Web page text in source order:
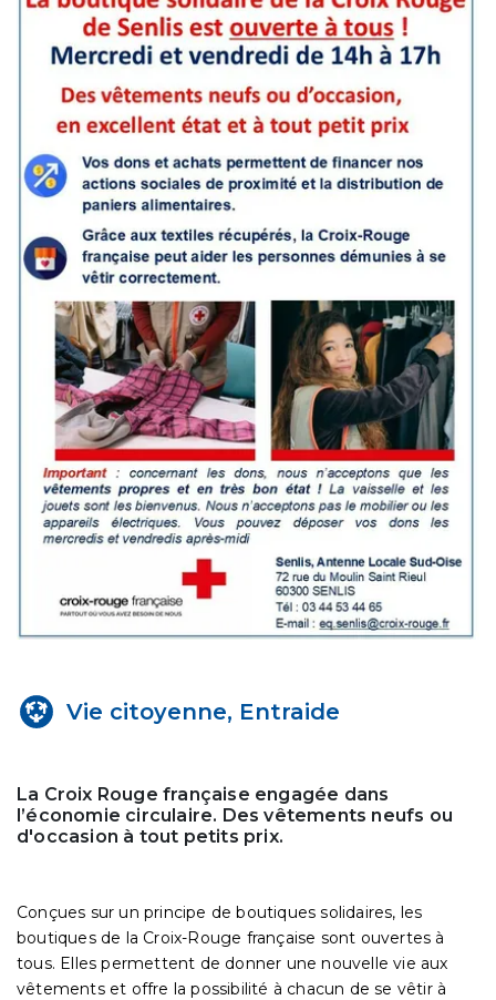
Vie citoyenne, Entraide
La Croix Rouge française engagée dans
l’économie circulaire. Des vêtements neufs ou
d'occasion à tout petits prix.
Conçues sur un principe de boutiques solidaires, les
boutiques de la Croix-Rouge française sont ouvertes à
tous. Elles permettent de donner une nouvelle vie aux
vêtements et offre la possibilité à chacun de se vêtir à